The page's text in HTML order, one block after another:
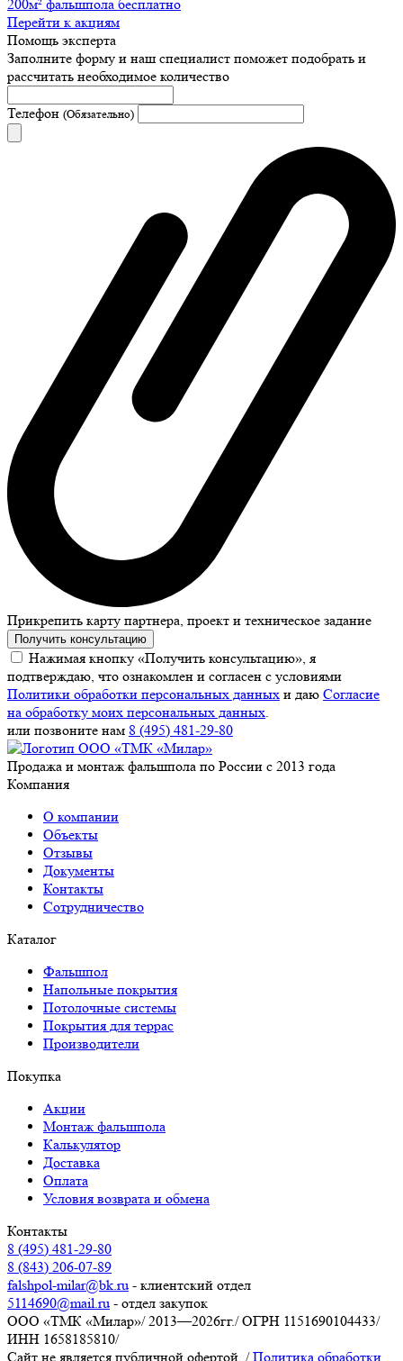
200м² фальшпола бесплатно
Перейти к акциям
Помощь эксперта
Заполните форму и наш специалист поможет подобрать и
рассчитать необходимое количество
Телефон (Обязательно)
Прикрепить карту партнера, проект и техническое задание
Получить консультацию
Нажимая кнопку «Получить консультацию», я
подтверждаю, что ознакомлен и согласен с условиями
Политики обработки персональных данных и даю Согласие
на обработку моих персональных данных
или позвоните нам 8 (495) 481-29-80
Продажа и монтаж фальшпола по России с 2013 года
Компания
О компании
Объекты
Отзывы
Документы
Контакты
Сотрудничество
Каталог
Фальшпол
Напольные покрытия
Потолочные системы
Покрытия для террас
Производители
Покупка
Акции
Монтаж фальшпола
Калькулятор
Доставка
Оплата
Условия возврата и обмена
Контакты
8 (495) 481-29-80
8 (843) 206-07-89
falshpol-milar@bk.ru - клиентский отдел
5114690@mail.ru - отдел закупок
ООО «ТМК «Милар»/ 2013—2026гг./ОГРН 1151690104433/
ИНН 1658185810/
Сайт не является публичной офертой. / Политика обработки